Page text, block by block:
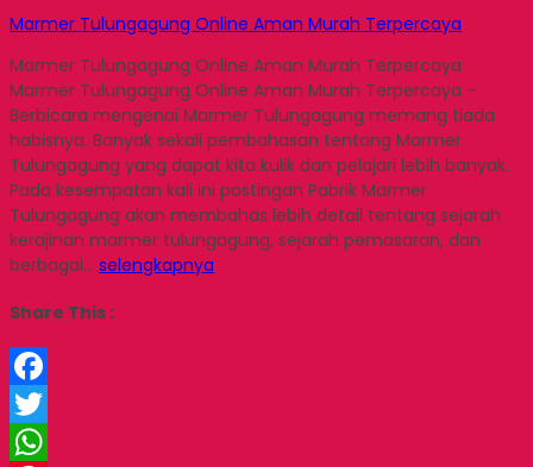
Marmer Tulungagung Online Aman Murah Terpercaya
Marmer Tulungagung Online Aman Murah Terpercaya
Marmer Tulungagung Online Aman Murah Terpercaya –
Berbicara mengenai Marmer Tulungagung memang tiada
habisnya. Banyak sekali pembahasan tentang Marmer
Tulungagung yang dapat kita kulik dan pelajari lebih banyak.
Pada kesempatan kali ini postingan Pabrik Marmer
Tulungagung akan membahas lebih detail tentang sejarah
kerajinan marmer tulungagung, sejarah pemasaran, dan
berbagai… selengkapnya
Share This :
Facebook
Twitter